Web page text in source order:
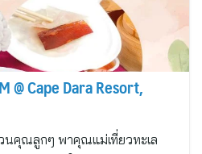
@ Cape Dara Resort,
นคุณลูกๆ พาคุณแม่เที่ยวทะเล